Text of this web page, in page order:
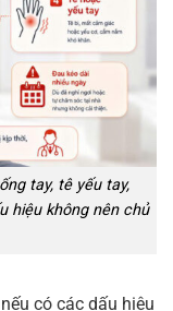
tay, tê yếu tay,
hiệu không nên chủ
có các dấu hiệu